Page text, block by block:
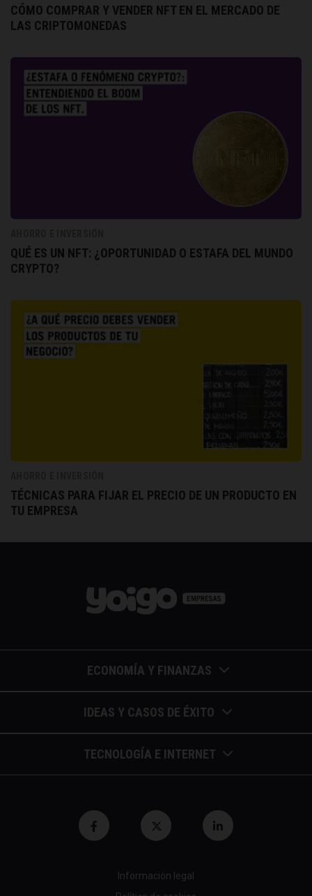
CÓMO COMPRAR Y VENDER NFT EN EL MERCADO DE
LAS CRIPTOMONEDAS
QUÉ ES UN NFT: ¿OPORTUNIDAD O ESTAFA DEL MUNDO
CRYPTO?
TÉCNICAS PARA FIJAR EL PRECIO DE UN PRODUCTO EN
TU EMPRESA
ECONOMÍA Y FINANZAS
Barómetros de sueldos
Economía colaborativa
Economía para Pymes
IDEAS Y CASOS DE ÉXITO
Calendario de eventos
Casos de éxito
Entrevistas / autores
Gestión y liderazgo
TECNOLOGÍA E INTERNET
Blockchain y similares
Información legal